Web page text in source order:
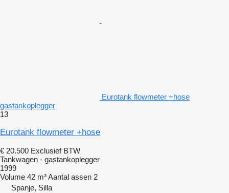
Eurotank flowmeter +hose
gastankoplegger
13
Eurotank flowmeter +hose
€ 20.500 Exclusief BTW
Tankwagen - gastankoplegger
1999
Volume 42 m³Aantal assen 2
Spanje, Silla